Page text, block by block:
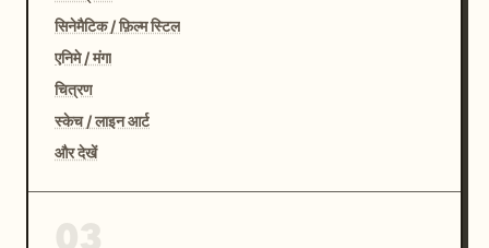
सिनेमैटिक / फ़िल्म स्टिल
एनिमे / मंगा
चित्रण
स्केच / लाइन आर्ट
और देखें